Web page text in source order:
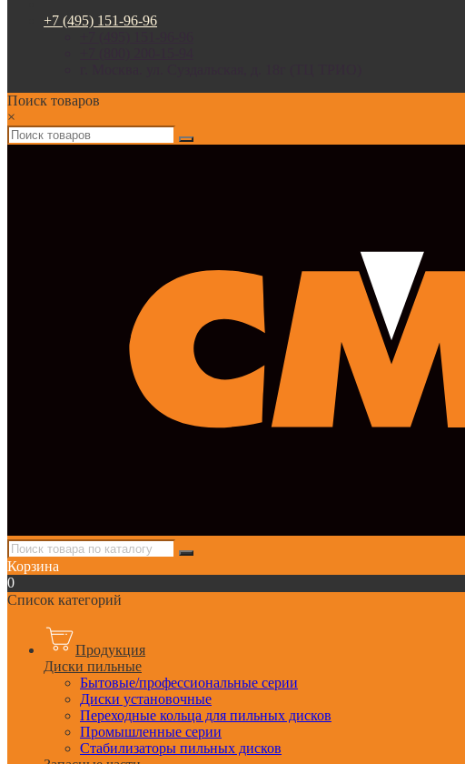
+7 (495) 151-96-96
Поиск товаров
×
Корзина
0
Список категорий
Продукция
Диски пильные
Бытовые/профессиональные серии
Диски установочные
Переходные кольца для пильных дисков
Промышленные серии
Стабилизаторы пильных дисков